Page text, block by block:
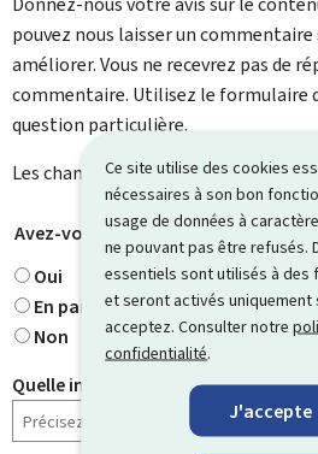
Ce site utilise des cookies
nécessaires à son bon
usage de données à
ne pouvant pas être refusés.
essentiels sont utilisés à des
et seront activés uniquement
acceptez. Consulter notre
confidentialité.
J'accepte
pouvez nous laisser un commentaire
améliorer. Vous ne recevrez pas de
commentaire. Utilisez le formulaire
question particulière.
Les champs marqués d’une étoile ( *
Avez-vous trouvé ce que vous
Oui
En partie
Non
Quelle information cherchiez-vous